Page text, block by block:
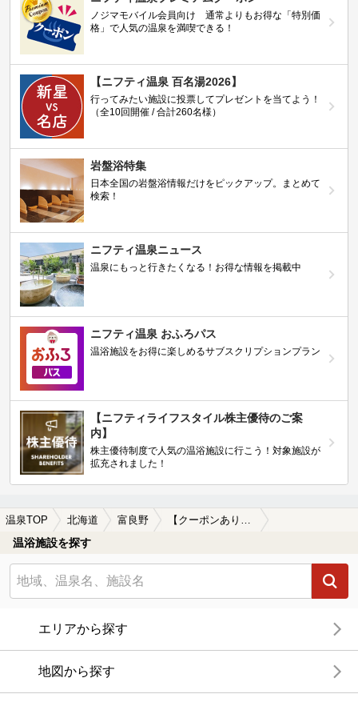
ノジマモバイル会員向け 通常よりもお得な「特別価
格」で人気の温泉を満喫できる！
【ニフティ温泉 百名湯2026】
行ってみたい施設に投票してプレゼントを当てよう！
（全10回開催 / 合計260名様）
岩盤浴特集
日本全国の岩盤浴情報だけをピックアップ。まとめて
検索！
ニフティ温泉ニュース
温泉にもっと行きたくなる！お得な情報を掲載中
ニフティ温泉 おふろパス
温浴施設をお得に楽しめるサブスクリプションプラン
【ニフティライフスタイル株主優待のご案
内】
株主優待制度で人気の温浴施設に行こう！対象施設が
拡充されました！
温泉TOP 北海道 富良野 【クーポンあり】露天風呂が楽しめる富良野の温泉、日帰り温泉、スーパー銭湯おすすめ
温浴施設を探す
エリアから探す
地図から探す